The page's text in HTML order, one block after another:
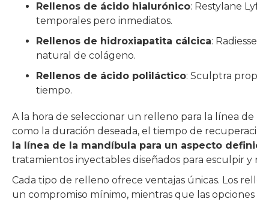
Rellenos de ácido hialurónico: Restylane
temporales pero inmediatos.
Rellenos de hidroxiapatita cálcica:
natural de colágeno.
Rellenos de ácido poliláctico: Sculptra
tiempo.
A la hora de seleccionar un relleno para la línea
como la duración deseada, el tiempo de
la línea de la mandíbula para un aspecto
tratamientos inyectables diseñados para esculpir y
Cada tipo de relleno ofrece ventajas únicas. Los
un compromiso mínimo, mientras que las